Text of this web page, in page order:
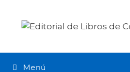
Menú